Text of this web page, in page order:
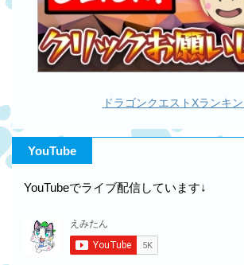
ドラゴンクエストXランキ
YouTube
YouTubeでライブ配信しています↓